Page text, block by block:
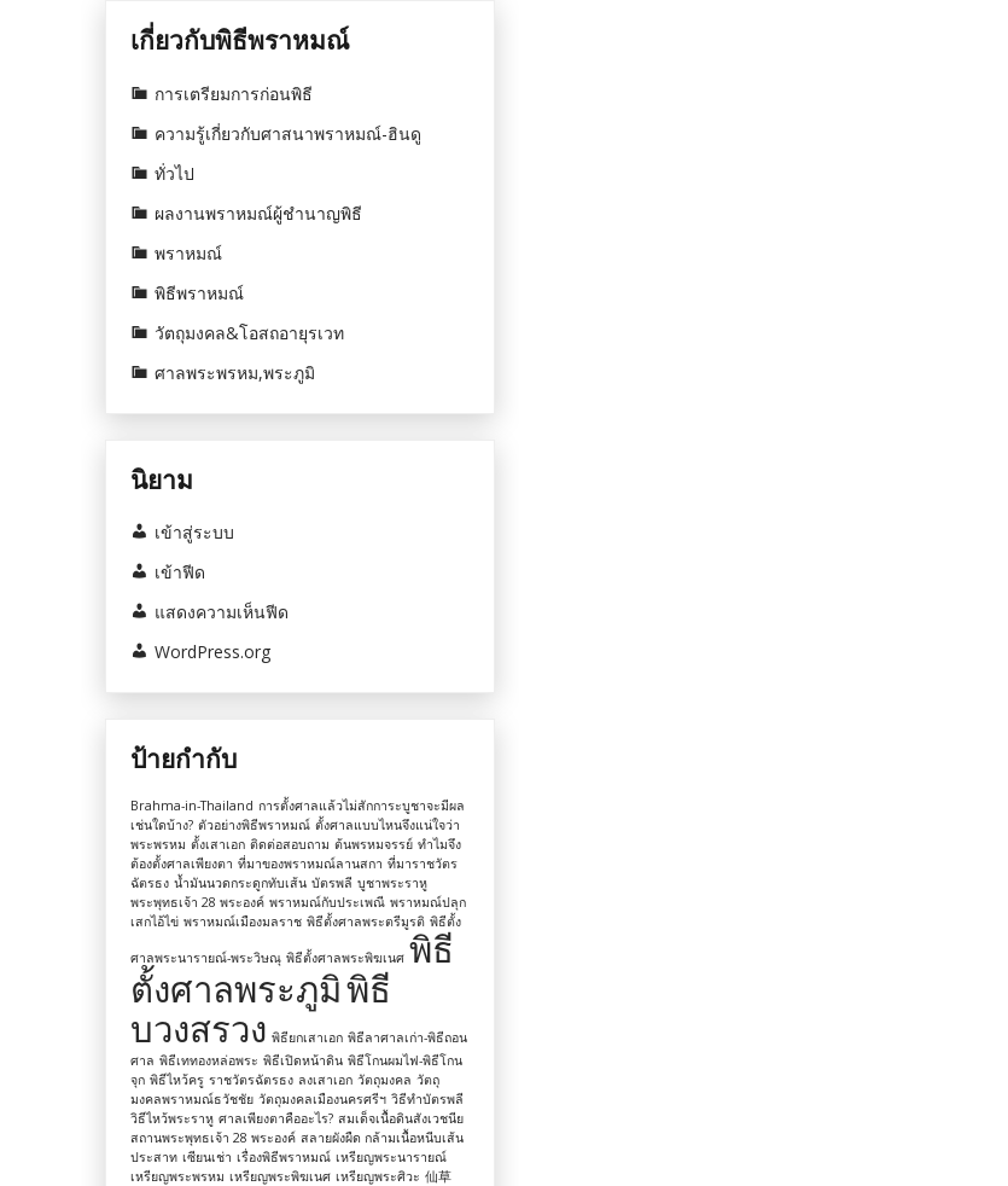
เกี่ยวกับพิธีพราหมณ์
การเตรียมการก่อนพิธี
ความรู้เกี่ยวกับศาสนาพราหมณ์-ฮินดู
ทั่วไป
ผลงานพราหมณ์ผู้ชำนาญพิธี
พราหมณ์
พิธีพราหมณ์
วัตถุมงคล&โอสถอายุรเวท
ศาลพระพรหม,พระภูมิ
นิยาม
เข้าสู่ระบบ
เข้าฟีด
แสดงความเห็นฟีด
WordPress.org
ป้ายกำกับ
Brahma-in-Thailand การตั้งศาลแล้วไม่สักการะบูชาจะมีผล
เช่นใดบ้าง? ตัวอย่างพิธีพราหมณ์ ตั้งศาลแบบไหนจึงแน่ใจว่า
พระพรหม ตั้งเสาเอก ติดต่อสอบถาม ต้นพรหมจรรย์ ทำไมจึง
ต้องตั้งศาลเพียงตา ที่มาของพราหมณ์ลานสกา ที่มาราชวัตร
ฉัตรธง น้ำมันนวดกระดูกทับเส้น บัตรพลี บูชาพระราหู
พระพุทธเจ้า 28 พระองค์ พราหมณ์กับประเพณี พราหมณ์ปลุก
เสกไอ้ไข่ พราหมณ์เมืองมลราช พิธีตั้งศาลพระตรีมูรติ พิธีตั้ง
ศาลพระนารายณ์-พระวิษณุ พิธีตั้งศาลพระพิฆเนศ พิธี
ตั้งศาลพระภูมิพิธี
บวงสรวง พิธียกเสาเอก พิธีลาศาลเก่า-พิธีถอน
ศาล พิธีเททองหล่อพระ พิธีเปิดหน้าดิน พิธีโกนผมไฟ-พิธีโกน
จุก พิธีไหว้ครู ราชวัตรฉัตรธง ลงเสาเอก วัตถุมงคล วัตถุ
มงคลพราหมณ์ธวัชชัย วัตถุมงคลเมืองนครศรีฯ วิธีทำบัตรพลี
วิธีไหว้พระราหู ศาลเพียงตาคืออะไร? สมเด็จเนื้อดินสังเวชนีย
สถานพระพุทธเจ้า 28 พระองค์ สลายผังผืด กล้ามเนื้อหนีบเส้น
ประสาท เซียนเช่า เรื่องพิธีพราหมณ์ เหรียญพระนารายณ์
เหรียญพระพรหม เหรียญพระพิฆเนศ เหรียญพระศิวะ 仙草